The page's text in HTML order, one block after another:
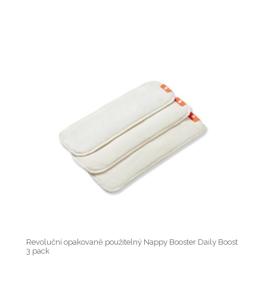
Revoluční opakovaně použitelný Nappy Booster Daily Boost
3 pack